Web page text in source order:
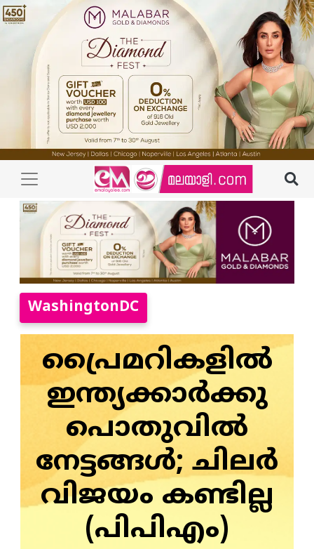
WashingtonDC
പ്രൈമറികളിൽ
ഇന്ത്യക്കാർക്കു
പൊതുവിൽ
നേട്ടങ്ങൾ; ചിലർ
വിജയം കണ്ടില്ല
(പിപിഎം)